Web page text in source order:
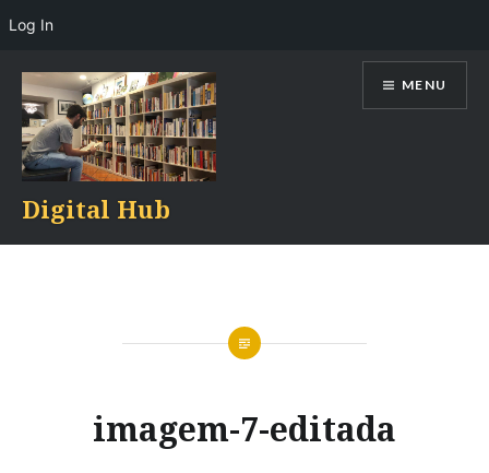
content
Digital Hub
MENU
imagem-7-editada
Log In